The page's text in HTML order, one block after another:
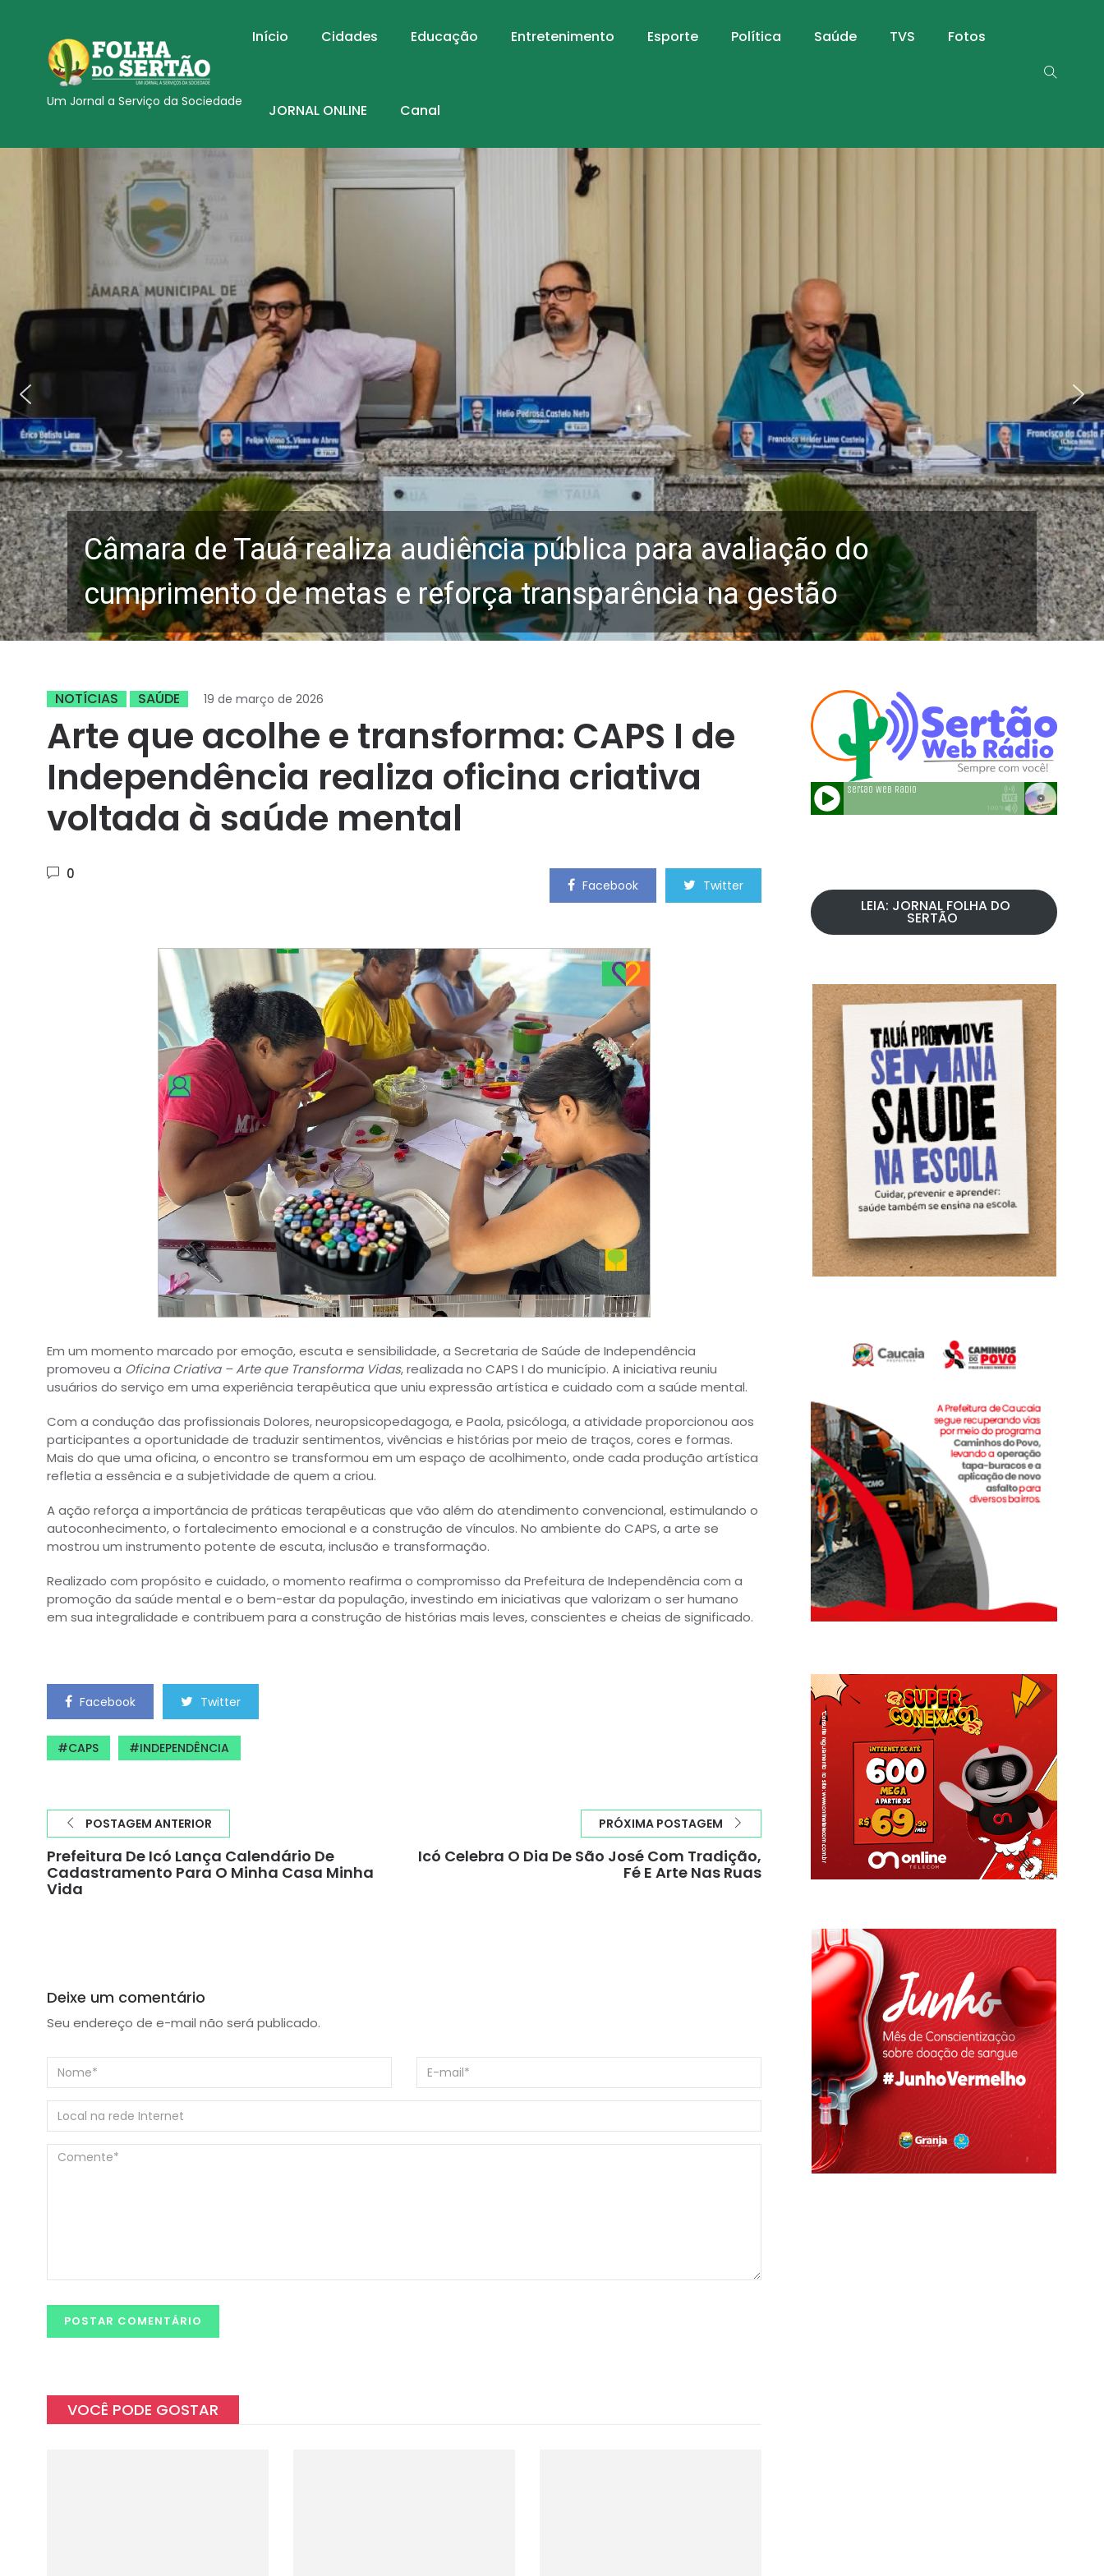
Um Jornal a Serviço da Sociedade
Início Cidades Educação Entretenimento Esporte Política Saúde TVS Fotos
JORNAL ONLINE Canal
Câmara de Tauá realiza audiência pública para avaliação do
cumprimento de metas e reforça transparência na gestão
NOTÍCIAS SAÚDE 19 de março de 2026
Arte que acolhe e transforma: CAPS I de
Independência realiza oficina criativa
voltada à saúde mental
0
Facebook Twitter
Em um momento marcado por emoção, escuta e sensibilidade, a Secretaria de Saúde de Independência
promoveu a Oficina Criativa – Arte que Transforma Vidas, realizada no CAPS I do município. A iniciativa reuniu
usuários do serviço em uma experiência terapêutica que uniu expressão artística e cuidado com a saúde mental.
Com a condução das profissionais Dolores, neuropsicopedagoga, e Paola, psicóloga, a atividade proporcionou aos
participantes a oportunidade de traduzir sentimentos, vivências e histórias por meio de traços, cores e formas.
Mais do que uma oficina, o encontro se transformou em um espaço de acolhimento, onde cada produção artística
refletia a essência e a subjetividade de quem a criou.
A ação reforça a importância de práticas terapêuticas que vão além do atendimento convencional, estimulando o
autoconhecimento, o fortalecimento emocional e a construção de vínculos. No ambiente do CAPS, a arte se
mostrou um instrumento potente de escuta, inclusão e transformação.
Realizado com propósito e cuidado, o momento reafirma o compromisso da Prefeitura de Independência com a
promoção da saúde mental e o bem-estar da população, investindo em iniciativas que valorizam o ser humano
em sua integralidade e contribuem para a construção de histórias mais leves, conscientes e cheias de significado.
Facebook Twitter
CAPS INDEPENDÊNCIA
POSTAGEM ANTERIOR
Prefeitura De Icó Lança Calendário De
Cadastramento Para O Minha Casa Minha
Vida
PRÓXIMA POSTAGEM
Icó Celebra O Dia De São José Com Tradição,
Fé E Arte Nas Ruas
Deixe um comentário
Seu endereço de e-mail não será publicado.
VOCÊ PODE GOSTAR
LEIA: JORNAL FOLHA DO
SERTÃO